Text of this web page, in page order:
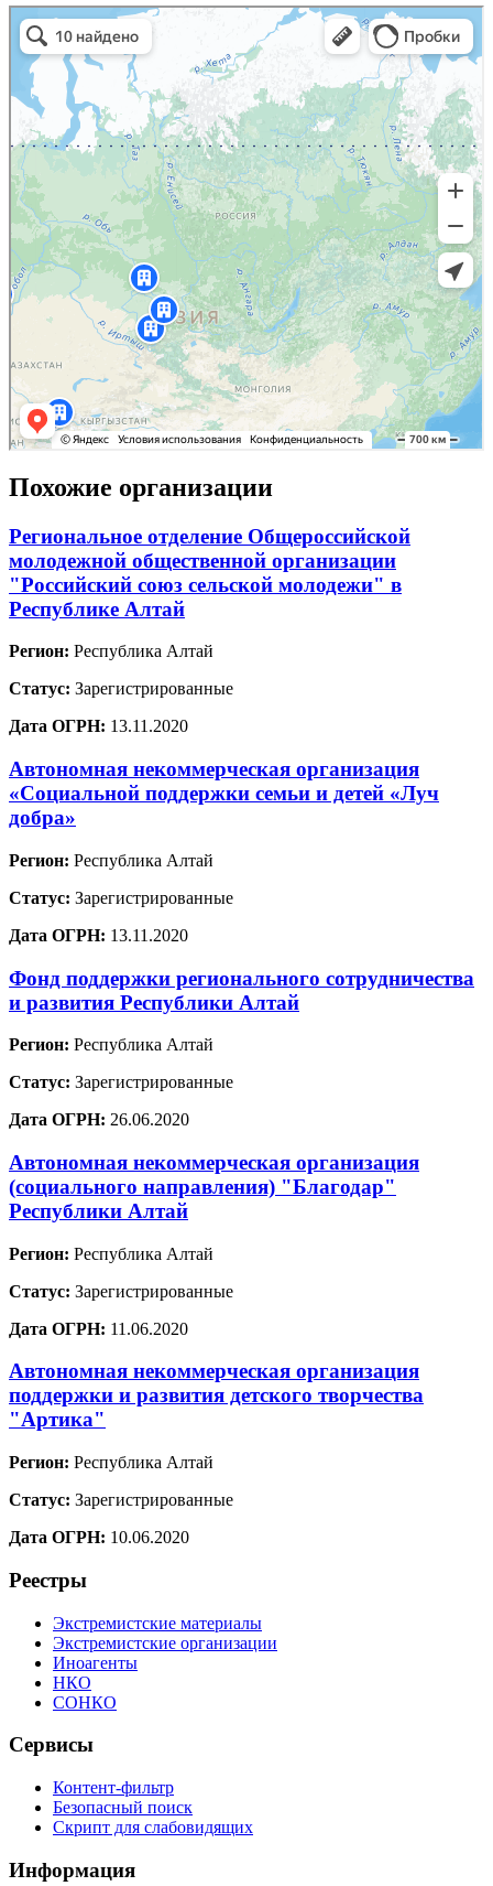
Похожие организации
Региональное отделение Общероссийской
молодежной общественной организации
"Российский союз сельской молодежи" в
Республике Алтай
Регион: Республика Алтай
Статус: Зарегистрированные
Дата ОГРН: 13.11.2020
Автономная некоммерческая организация
«Социальной поддержки семьи и детей «Луч
добра»
Регион: Республика Алтай
Статус: Зарегистрированные
Дата ОГРН: 13.11.2020
Фонд поддержки регионального сотрудничества
и развития Республики Алтай
Регион: Республика Алтай
Статус: Зарегистрированные
Дата ОГРН: 26.06.2020
Автономная некоммерческая организация
(социального направления) "Благодар"
Республики Алтай
Регион: Республика Алтай
Статус: Зарегистрированные
Дата ОГРН: 11.06.2020
Автономная некоммерческая организация
поддержки и развития детского творчества
"Артика"
Регион: Республика Алтай
Статус: Зарегистрированные
Дата ОГРН: 10.06.2020
Реестры
Экстремистские материалы
Экстремистские организации
Иноагенты
НКО
СОНКО
Сервисы
Контент-фильтр
Безопасный поиск
Скрипт для слабовидящих
Информация